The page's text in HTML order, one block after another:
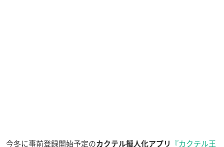
今冬に事前登録開始予定のカクテル擬人化アプリ
『カクテル王